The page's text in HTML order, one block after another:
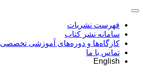
فهرست نشریات
سامانه نشر کتاب
کارگاه‌ها و دوره‌های آموزشی تخصصی
تماس با ما
English